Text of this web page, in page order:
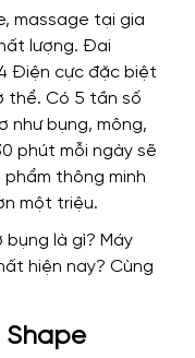
massage tại gia
lượng. Đai
Điện cực đặc biệt
thể. Có 5 tần số
như bụng, mông,
phút mỗi ngày sẽ
thông minh
một triệu.
Shape